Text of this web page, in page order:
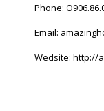
Phone:
Email:
Wedsite: http://